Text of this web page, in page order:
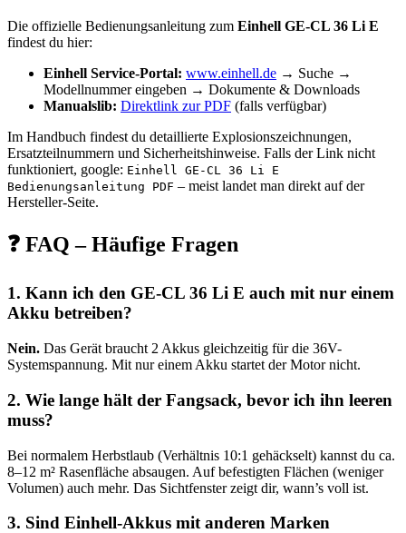
Die offizielle Bedienungsanleitung zum Einhell GE-CL 36 Li E
findest du hier:
Einhell Service-Portal: www.einhell.de → Suche →
Modellnummer eingeben → Dokumente & Downloads
Manualslib: Direktlink zur PDF (falls verfügbar)
Im Handbuch findest du detaillierte Explosionszeichnungen,
Ersatzteilnummern und Sicherheitshinweise. Falls der Link nicht
funktioniert, google: Einhell GE-CL 36 Li E
Bedienungsanleitung PDF – meist landet man direkt auf der
Hersteller-Seite.
❓ FAQ – Häufige Fragen
1. Kann ich den GE-CL 36 Li E auch mit nur einem
Akku betreiben?
Nein. Das Gerät braucht 2 Akkus gleichzeitig für die 36V-
Systemspannung. Mit nur einem Akku startet der Motor nicht.
2. Wie lange hält der Fangsack, bevor ich ihn leeren
muss?
Bei normalem Herbstlaub (Verhältnis 10:1 gehäckselt) kannst du ca.
8–12 m² Rasenfläche absaugen. Auf befestigten Flächen (weniger
Volumen) auch mehr. Das Sichtfenster zeigt dir, wann’s voll ist.
3. Sind Einhell-Akkus mit anderen Marken